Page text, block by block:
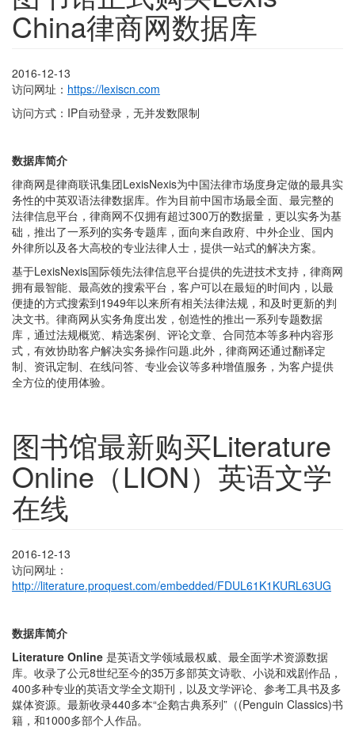
China律商网数据库
2016-12-13
访问网址： https://lexiscn.com
访问方式：IP自动登录，无并发数限制
数据库简介
律商网是律商联讯集团LexisNexis为中国法律市场度身定做的最具实
务性的中英双语法律数据库。作为目前中国市场最全面、最完整的
法律信息平台，律商网不仅拥有超过300万的数据量，更以实务为基
础，推出了一系列的实务专题库，面向来自政府、中外企业、国内
外律所以及各大高校的专业法律人士，提供一站式的解决方案。
基于LexisNexis国际领先法律信息平台提供的先进技术支持，律商网
拥有最智能、最高效的搜索平台，客户可以在最短的时间内，以最
便捷的方式搜索到1949年以来所有相关法律法规，和及时更新的判
决文书。律商网从实务角度出发，创造性的推出一系列专题数据
库，通过法规概览、精选案例、评论文章、合同范本等多种内容形
式，有效协助客户解决实务操作问题.此外，律商网还通过翻译定
制、资讯定制、在线问答、专业会议等多种增值服务，为客户提供
全方位的使用体验。
图书馆最新购买Literature
Online（LION）英语文学
在线
2016-12-13
访问网址：
http://literature.proquest.com/embedded/FDUL61K1KURL63UG
数据库简介
Literature Online 是英语文学领域最权威、最全面学术资源数据
库。收录了公元8世纪至今的35万多部英文诗歌、小说和戏剧作品，
400多种专业的英语文学全文期刊，以及文学评论、参考工具书及多
媒体资源。最新收录440多本“企鹅古典系列”（(Penguin Classics)书
籍，和1000多部个人作品。